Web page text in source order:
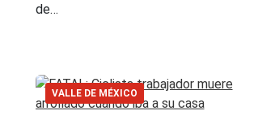
de…
VALLE DE MÉXICO